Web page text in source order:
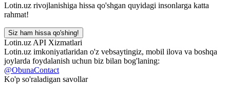
Lotin.uz rivojlanishiga hissa qo'shgan quyidagi insonlarga katta
rahmat!
Siz ham hissa qo'shing!
Lotin.uz API Xizmatlari
Lotin.uz imkoniyatlaridan o'z vebsaytingiz, mobil ilova va boshqa
joylarda foydalanish uchun biz bilan bog'laning:
@ObunaContact
Ko'p so'raladigan savollar